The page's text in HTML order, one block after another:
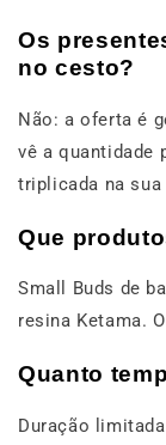
Os
no cesto?
Não: a oferta é
vê a quantidade
triplicada na sua
Que
Small Buds de
resina Ketama.
Quanto
Duração